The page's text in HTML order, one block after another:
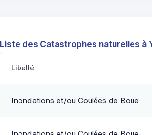
Liste des Catastrophes naturelles à
Libellé
Inondations et/ou Coulées de Boue